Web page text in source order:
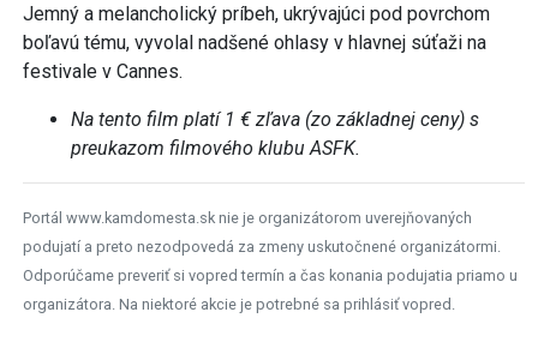
Jemný a melancholický príbeh, ukrývajúci pod povrchom
boľavú tému, vyvolal nadšené ohlasy v hlavnej súťaži na
festivale v Cannes.
Na tento film platí 1 € zľava (zo základnej ceny) s
preukazom filmového klubu ASFK.
Portál www.kamdomesta.sk nie je organizátorom uverejňovaných
podujatí a preto nezodpovedá za zmeny uskutočnené organizátormi.
Odporúčame preveriť si vopred termín a čas konania podujatia priamo u
organizátora. Na niektoré akcie je potrebné sa prihlásiť vopred.